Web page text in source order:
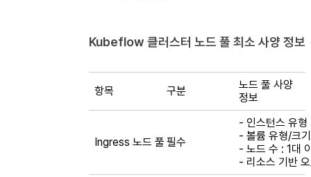
Kubeflow 클러스터 노드 풀 최소 사양 정보
항목 구분
노드 풀 사양
정보
Ingress 노드 풀 필수
- 인스턴스 유
- 볼륨 유형/크
- 노드 수 : 1대
- 리소스 기반